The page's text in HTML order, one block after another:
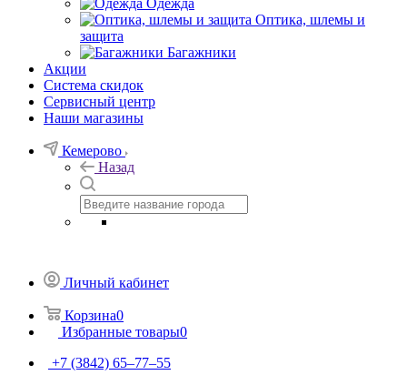
Одежда
Оптика, шлемы и
защита
Багажники
Акции
Система скидок
Сервисный центр
Наши магазины
Кемерово
Назад
Личный кабинет
Корзина0
Избранные товары0
+7 (3842) 65–77–55